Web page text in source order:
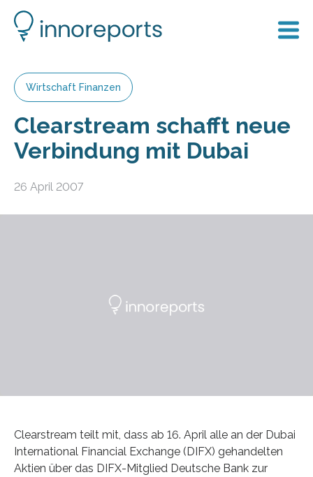
Wirtschaft Finanzen
Clearstream schafft neue
Verbindung mit Dubai
26 April 2007
Clearstream teilt mit, dass ab 16. April alle an der Dubai
International Financial Exchange (DIFX) gehandelten
Aktien über das DIFX-Mitglied Deutsche Bank zur